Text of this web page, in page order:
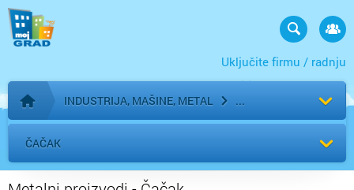
Uključite firmu / radnju
Početna stranica
INDUSTRIJA, MAŠINE, METAL
ČAČAK